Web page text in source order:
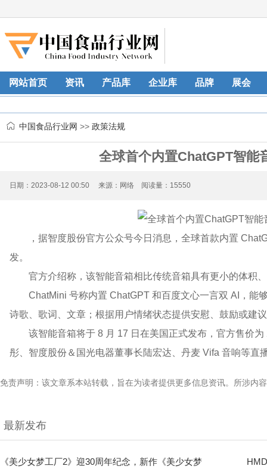
网站首页 资讯 产品库 企业库 品牌 展会
中国食品行业网 >> 政策法规
全球首个内置ChatGPT智能
日期：2023-08-12 00:50 来源：网络 阅读量：15550
，据智度股份官方公众号今日消息，全球首款内置
发。
官方介绍称，该智能音箱相比传统音箱具有更小的体积
ChatMini 号称内置 ChatGPT 和百度文心一言双 AI，能
诗歌、歌词、文章；根据用户情绪状态提供安慰、鼓励或建
该智能音箱将于 8 月 17 日在美国正式发布，官方售价
彤、智度股份＆国光电器董事长陆宏达、丹麦 Vifa 音响等直
免责声明：该文章系本站转载，旨在为读者提供更多信息资讯。所涉内
最新发布
《美少女梦工厂2》迎30周年纪念，新作《美少女梦